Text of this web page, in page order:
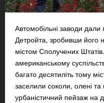
Автомобільні заводи
Детройта, зробивши його
містом Сполучених
американському
багато десятиліть тому
заселили соколи, олені
урбаністичний пейзаж на